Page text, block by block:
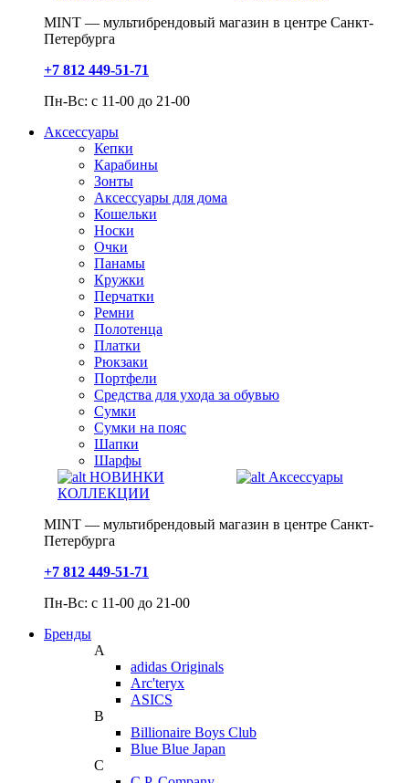
MINT — мультибрендовый магазин в центре Санкт-
Петербурга
+7 812 449-51-71
Пн-Вс: с 11-00 до 21-00
Аксессуары
Кепки
Карабины
Зонты
Аксессуары для дома
Кошельки
Носки
Очки
Панамы
Кружки
Перчатки
Ремни
Полотенца
Платки
Рюкзаки
Портфели
Средства для ухода за обувью
Сумки
Сумки на пояс
Шапки
Шарфы
НОВИНКИ
КОЛЛЕКЦИИ
Аксессуары
MINT — мультибрендовый магазин в центре Санкт-
Петербурга
+7 812 449-51-71
Пн-Вс: с 11-00 до 21-00
Бренды
A
adidas Originals
Arc'teryx
ASICS
B
Billionaire Boys Club
Blue Blue Japan
C